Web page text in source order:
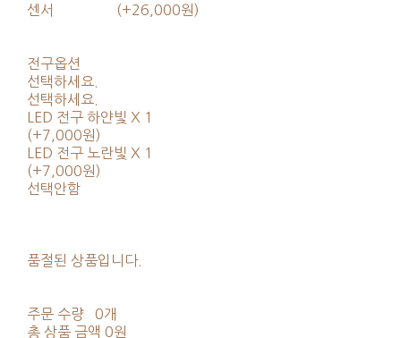
센서
(+26,000원)
전구옵션
선택하세요.
선택하세요.
LED 전구 하얀빛 X 1
(+7,000원)
LED 전구 노란빛 X 1
(+7,000원)
선택안함
품절된 상품입니다.
주문 수량
0개
총 상품 금액 0원